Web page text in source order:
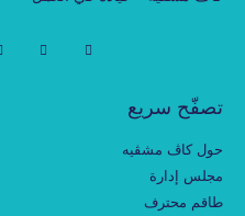
تصفّح سريع
حول كاڤ مشڤيه
مجلس إدارة
طاقم محترف